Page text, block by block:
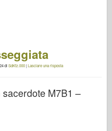
diSdKfz.000|Lasciare una risposta
M7B1 –